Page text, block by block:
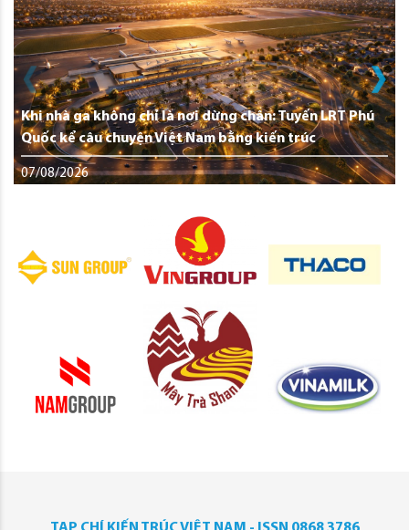
Khi nhà ga không chỉ là nơi dừng chân: Tuyến LRT Phú
Quốc kể câu chuyện Việt Nam bằng kiến trúc
07/08/2026